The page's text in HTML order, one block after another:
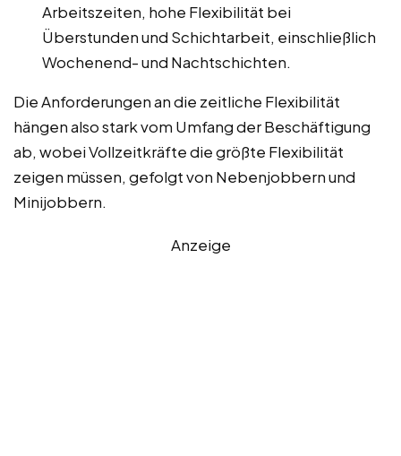
Arbeitszeiten, hohe Flexibilität bei
Überstunden und Schichtarbeit, einschließlich
Wochenend- und Nachtschichten.
Die Anforderungen an die zeitliche Flexibilität
hängen also stark vom Umfang der Beschäftigung
ab, wobei Vollzeitkräfte die größte Flexibilität
zeigen müssen, gefolgt von Nebenjobbern und
Minijobbern.
Anzeige